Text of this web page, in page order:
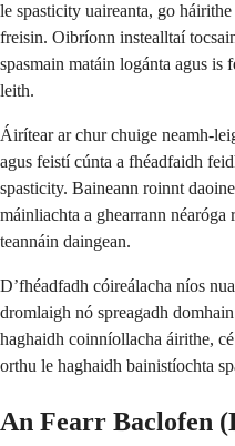
le spasticity uaireanta, go
freisin. Oibríonn instealltaí
spasmain matáin logánta agus
leith.
Áirítear ar chur chuige neamh-
agus feistí cúnta a fhéadfaidh
spasticity. Baineann roinnt
máinliachta a ghearrann
teannáin daingean.
D’fhéadfadh cóireálacha níos
dromlaigh nó spreagadh
haghaidh coinníollacha áirithe,
orthu le haghaidh bainistíochta
An Fearr Baclofen